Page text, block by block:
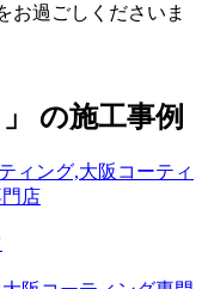
お過ごしくださいま
の施工事例